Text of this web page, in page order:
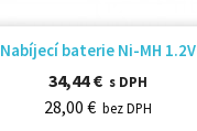
Nabíjecí baterie Ni-MH 1.2V
34,44 € s DPH
28,00 € bez DPH